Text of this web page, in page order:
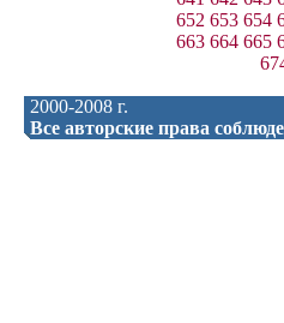
652 653 654
663 664 665
2000-2008 г.
Все авторские права